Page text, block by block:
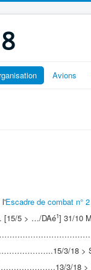
Avions
l'Escadre de combat n° 2
5 > …/DAé1] 31/10
3/18 >
3/18 >